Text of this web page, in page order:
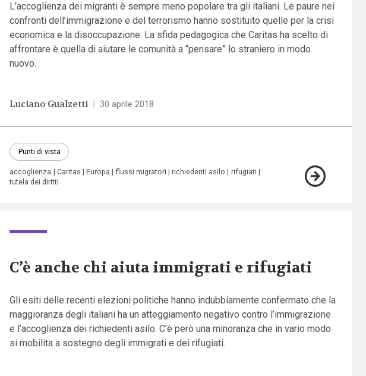
L’accoglienza dei migranti è sempre meno popolare tra gli italiani. Le paure nei
confronti dell’immigrazione e del terrorismo hanno sostituito quelle per la crisi
economica e la disoccupazione. La sfida pedagogica che Caritas ha scelto di
affrontare è quella di aiutare le comunità a “pensare” lo straniero in modo
nuovo.
Luciano Gualzetti | 30 aprile 2018
Punti di vista
accoglienza Caritas Europa flussi migratori richiedenti asilo
rifugiati
tutela dei diritti
C’è anche chi aiuta immigrati e rifugiati
Gli esiti delle recenti elezioni politiche hanno indubbiamente confermato che la
maggioranza degli italiani ha un atteggiamento negativo contro l’immigrazione
e l’accoglienza dei richiedenti asilo. C’è però una minoranza che in vario modo
si mobilita a sostegno degli immigrati e dei rifugiati.